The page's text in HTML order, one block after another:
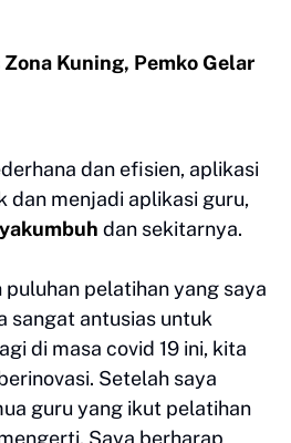
Kuning, Pemko Gelar
dan efisien, aplikasi
dan menjadi aplikasi guru,
dan sekitarnya.
pelatihan yang saya
sangat antusias untuk
di masa covid 19 ini, kita
Setelah saya
guru yang ikut pelatihan